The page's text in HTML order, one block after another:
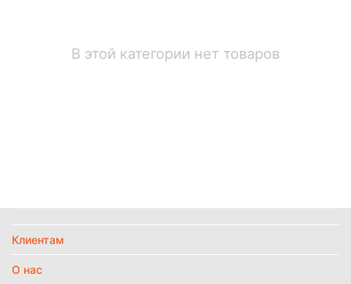
В этой категории нет товаров
Клиентам
О нас